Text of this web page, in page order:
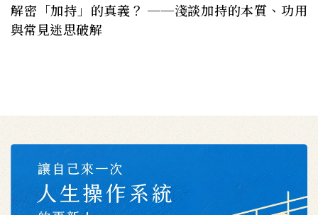
解密「加持」的真義？ ──淺談加持的本質、功用
與常見迷思破解